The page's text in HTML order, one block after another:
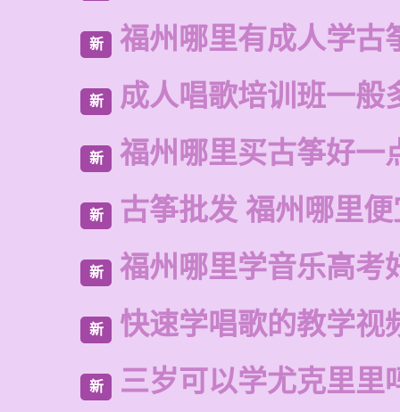
新 福州哪里有成人学古
新 成人唱歌培训班一般
新 福州哪里买古筝好一
新 古筝批发 福州哪里
新 福州哪里学音乐高考
新 快速学唱歌的教学视
新 三岁可以学尤克里里